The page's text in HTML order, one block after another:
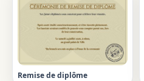
Remise de diplôme